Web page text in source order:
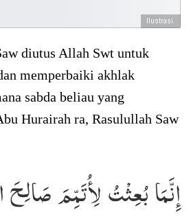
Ilustrasi.
diutus Allah Swt untuk
memperbaiki akhlak
sabda beliau yang
Hurairah ra, Rasulullah Saw
إِنَّمَا بُعِثْتُ لِأُتَمِّمَ صَالِحَ